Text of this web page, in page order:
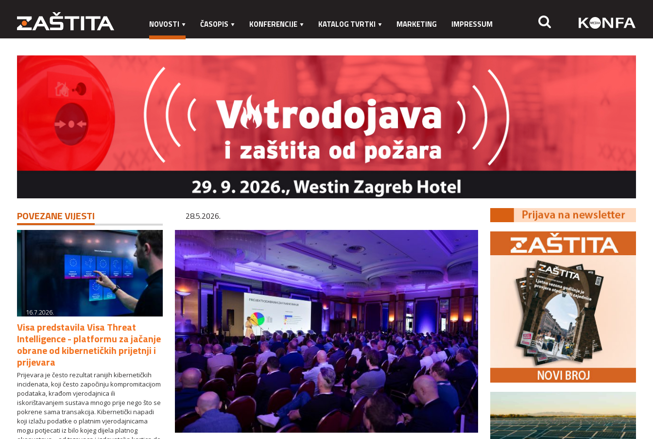
NOVOSTI ČASOPIS KONFERENCIJE KATALOG TVRTKI MARKETING IMPRESSUM
POVEZANE VIJESTI
16.7.2026.
Visa predstavila Visa Threat
Intelligence - platformu za jačanje
obrane od kibernetičkih prijetnji i
prijevara
Prijevara je često rezultat ranijih kibernetičkih
incidenata, koji često započinju kompromitacijom
podataka, krađom vjerodajnica ili
iskorištavanjem sustava mnogo prije nego što se
pokrene sama transakcija. Kibernetički napadi
koji izlažu podatke o platnim vjerodajnicama
mogu potjecati iz bilo kojeg dijela platnog
28.5.2026.